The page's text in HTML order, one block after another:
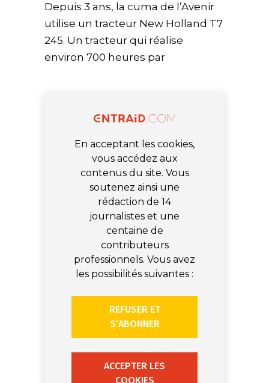
Depuis 3 ans, la cuma de l’Avenir
utilise un tracteur New Holland T7
245. Un tracteur qui réalise
environ 700 heures par
En acceptant les cookies,
vous accédez aux
contenus du site. Vous
soutenez ainsi une
rédaction de 14
journalistes et une
centaine de
contributeurs
professionnels. Vous avez
les possibilités suivantes :
REFUSER ET
S’ABONNER
ACCEPTER LES
COOKIES